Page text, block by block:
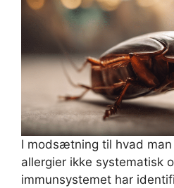
I modsætning til hvad
allergier ikke systematisk
immunsystemet har